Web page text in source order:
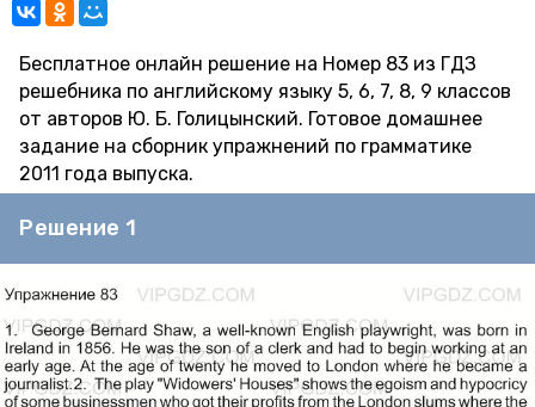
Бесплатное онлайн решение на Номер 83 из ГДЗ
решебника по английскому языку 5, 6, 7, 8, 9 классов
от авторов Ю. Б. Голицынский. Готовое домашнее
задание на сборник упражнений по грамматике
2011 года выпуска.
Решение 1